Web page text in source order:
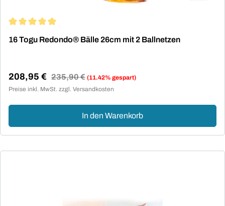
16 Togu Redondo® Bälle 26cm mit 2 Ballnetzen
Verkaufspreis:
208,95 € Regulärer Preis:
235,90 € (11.42% gespart)
Preise inkl. MwSt. zzgl. Versandkosten
In den Warenkorb